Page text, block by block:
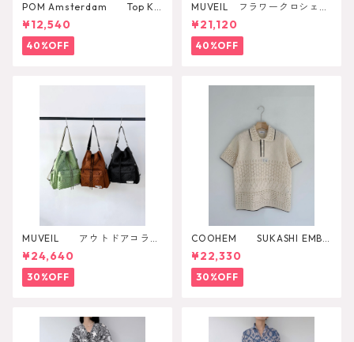
POM Amsterdam Top Ka
e Pulm
¥12,540
40%OFF
MUVEIL フラワークロシェカ
ットソー
¥21,120
40%OFF
MUVEIL アウトドアコラボ
2WAYリュック
¥24,640
30%OFF
COOHEM SUKASHI EMBO
SSED KNIT PULLOVER
¥22,330
30%OFF